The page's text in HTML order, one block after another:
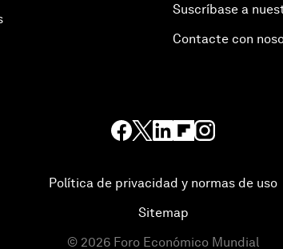
Suscríbase a
Contacte con
Política de privacidad y normas de uso
Sitemap
© 2026 Foro Económico Mundial